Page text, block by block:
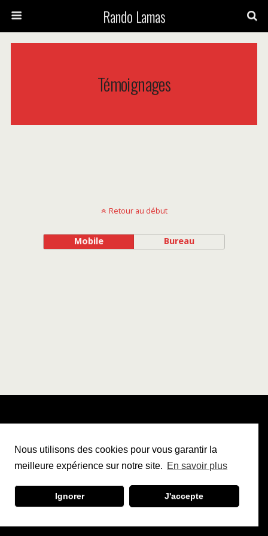
Nous utilisons des cookies pour vous garantir la
meilleure expérience sur notre site. En savoir plus
Ignorer J'accepte
Rando Lamas
Témoignages
Retour au début
Mobile Bureau